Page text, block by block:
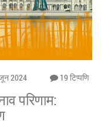
2024 19 टिप्पणि
परिणाम: